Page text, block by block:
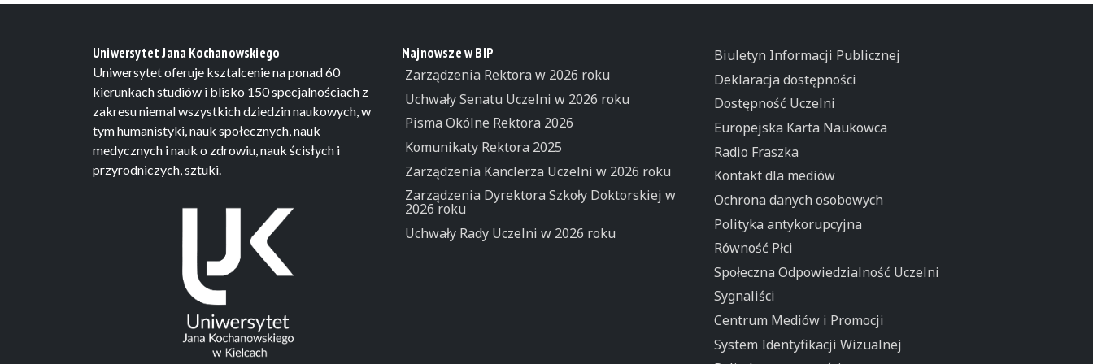
Uniwersytet Jana Kochanowskiego
Uniwersytet oferuje ksztalcenie na ponad 60
kierunkach studiów i blisko 150 specjalnościach z
zakresu niemal wszystkich dziedzin naukowych, w
tym humanistyki, nauk społecznych, nauk
medycznych i nauk o zdrowiu, nauk ścisłych i
przyrodniczych, sztuki.
Najnowsze w BIP
Zarządzenia Rektora w 2026 roku
Uchwały Senatu Uczelni w 2026 roku
Pisma Okólne Rektora 2026
Komunikaty Rektora 2025
Zarządzenia Kanclerza Uczelni w 2026 roku
Zarządzenia Dyrektora Szkoły Doktorskiej w
2026 roku
Uchwały Rady Uczelni w 2026 roku
Biuletyn Informacji Publicznej
Deklaracja dostępności
Dostępność Uczelni
Europejska Karta Naukowca
Radio Fraszka
Kontakt dla mediów
Ochrona danych osobowych
Polityka antykorupcyjna
Równość Płci
Społeczna Odpowiedzialność Uczelni
Sygnaliści
Centrum Mediów i Promocji
System Identyfikacji Wizualnej